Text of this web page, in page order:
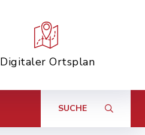
Digitaler Ortsplan
SUCHE